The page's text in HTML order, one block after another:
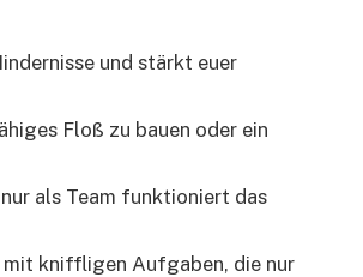
und stärkt euer
Floß zu bauen oder ein
als Team funktioniert das
mit kniffligen Aufgaben, die nur